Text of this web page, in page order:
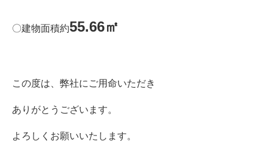
〇建物面積約55.66㎡
この度は、弊社にご用命いただき
ありがとうございます。
よろしくお願いいたします。